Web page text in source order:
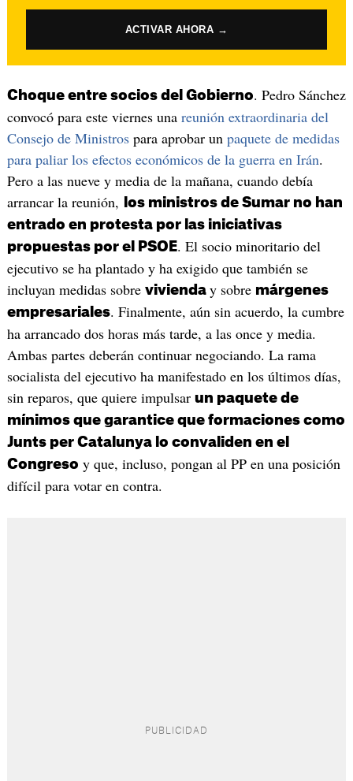
ACTIVAR AHORA →
Choque entre socios del Gobierno. Pedro Sánchez
convocó para este viernes una reunión extraordinaria del
Consejo de Ministrospara aprobar un paquete de medidas
para paliar los efectos económicos de la guerra en Irán.
Pero a las nueve y media de la mañana, cuando debía
arrancar la reunión,
los ministros de Sumar no han
entrado en protesta por las iniciativas
propuestas por el PSOE. El socio minoritario del
ejecutivo se ha plantado y ha exigido que también se
incluyan medidas sobre vivienda y sobre márgenes
empresariales. Finalmente, aún sin acuerdo, la cumbre
ha arrancado dos horas más tarde, a las once y media.
Ambas partes deberán continuar negociando. La rama
socialista del ejecutivo ha manifestado en los últimos días,
sin reparos, que quiere impulsar un paquete de
mínimos que garantice que formaciones como
Junts per Catalunya lo convaliden en el
Congreso y que, incluso, pongan al PP en una posición
difícil para votar en contra.